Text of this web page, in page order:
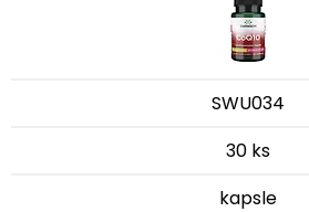
SWU034
30 ks
kapsle